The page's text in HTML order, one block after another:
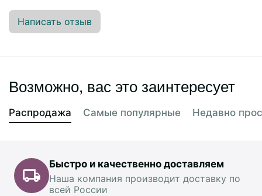
Написать отзыв
Возможно, вас это заинтересует
Распродажа Самые популярные Недавно
Быстро и качественно доставляем
Наша компания производит доставку по
всей России